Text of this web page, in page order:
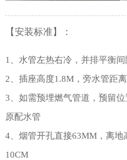
【安装标准】：
1、水管左热右冷，并排平衡
2、插座高度1.8M，旁水管距
3、如需预埋燃气管道，预留
原配水管
4、烟管开孔直接63MM，离
10CM